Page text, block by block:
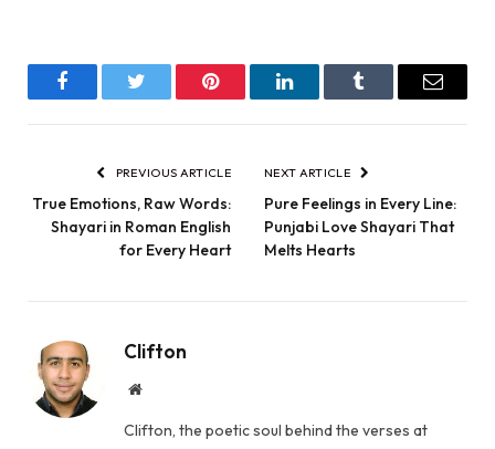
FacebookTwitter Pinterest LinkedInTumblr Email
PREVIOUS ARTICLE
True Emotions, Raw Words:
Shayari in Roman English
for Every Heart
NEXT ARTICLE
Pure Feelings in Every Line:
Punjabi Love Shayari That
Melts Hearts
Clifton
Website
Clifton, the poetic soul behind the verses at